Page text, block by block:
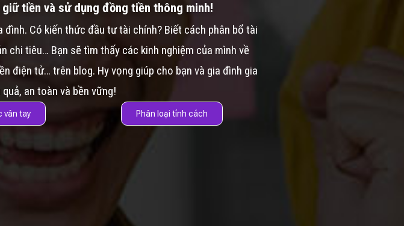
tiền và sử dụng đồng tiền thông minh!
Có kiến thức đầu tư tài chính? Biết cách phân bổ tài
chi tiêu… Bạn sẽ tìm thấy các kinh nghiệm của mình về
điện tử… trên blog. Hy vọng giúp cho bạn và gia đình gia
an toàn và bền vững!
vân tay Phân loại tính cách